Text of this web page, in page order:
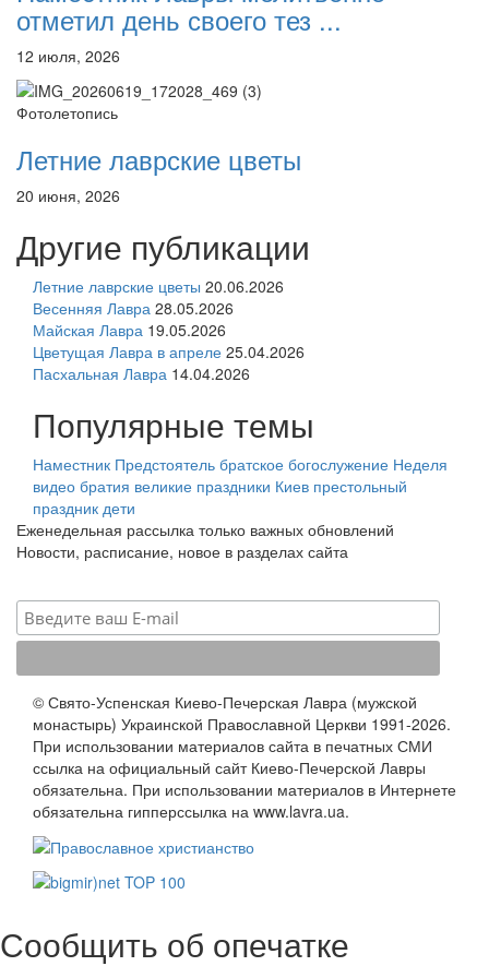
отметил день своего тез ...
12 июля, 2026
Фотолетопись
Летние лаврские цветы
20 июня, 2026
Другие публикации
Летние лаврские цветы 20.06.2026
Весенняя Лавра 28.05.2026
Майская Лавра 19.05.2026
Цветущая Лавра в апреле 25.04.2026
Пасхальная Лавра 14.04.2026
Популярные темы
Наместник Предстоятель братское богослужение Неделя
видео братия великие праздники Киев престольный
праздник дети
Еженедельная рассылка только важных обновлений
Новости, расписание, новое в разделах сайта
© Свято-Успенская Киево-Печерская Лавра (мужской
монастырь) Украинской Православной Церкви 1991-2026.
При использовании материалов сайта в печатных СМИ
ссылка на официальный сайт Киево-Печерской Лавры
обязательна. При использовании материалов в Интернете
обязательна гипперссылка на www.lavra.ua.
Сообщить об опечатке